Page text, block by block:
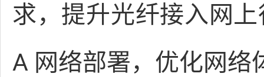
求，提升光纤接入网
A 网络部署，优化网络